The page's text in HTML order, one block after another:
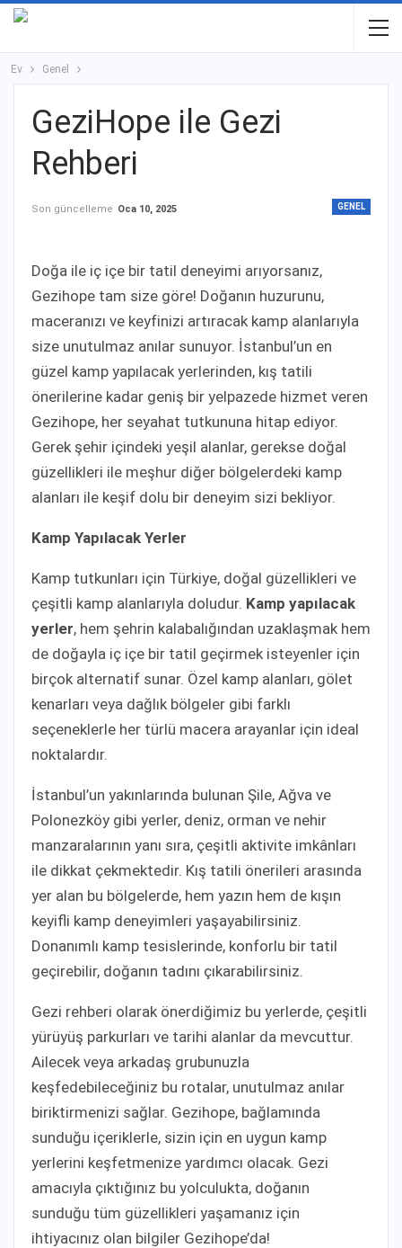
Ev Genel
GeziHope ile Gezi
Rehberi
GENEL
Son güncelleme Oca 10, 2025
Doğa ile iç içe bir tatil deneyimi arıyorsanız,
Gezihope tam size göre! Doğanın huzurunu,
maceranızı ve keyfinizi artıracak kamp alanlarıyla
size unutulmaz anılar sunuyor. İstanbul’un en
güzel kamp yapılacak yerlerinden, kış tatili
önerilerine kadar geniş bir yelpazede hizmet veren
Gezihope, her seyahat tutkununa hitap ediyor.
Gerek şehir içindeki yeşil alanlar, gerekse doğal
güzellikleri ile meşhur diğer bölgelerdeki kamp
alanları ile keşif dolu bir deneyim sizi bekliyor.
Kamp Yapılacak Yerler
Kamp tutkunları için Türkiye, doğal güzellikleri ve
çeşitli kamp alanlarıyla doludur. Kamp yapılacak
yerler, hem şehrin kalabalığından uzaklaşmak hem
de doğayla iç içe bir tatil geçirmek isteyenler için
birçok alternatif sunar. Özel kamp alanları, gölet
kenarları veya dağlık bölgeler gibi farklı
seçeneklerle her türlü macera arayanlar için ideal
noktalardır.
İstanbul’un yakınlarında bulunan Şile, Ağva ve
Polonezköy gibi yerler, deniz, orman ve nehir
manzaralarının yanı sıra, çeşitli aktivite imkânları
ile dikkat çekmektedir. Kış tatili önerileri arasında
yer alan bu bölgelerde, hem yazın hem de kışın
keyifli kamp deneyimleri yaşayabilirsiniz.
Donanımlı kamp tesislerinde, konforlu bir tatil
geçirebilir, doğanın tadını çıkarabilirsiniz.
Gezi rehberi olarak önerdiğimiz bu yerlerde, çeşitli
yürüyüş parkurları ve tarihi alanlar da mevcuttur.
Ailecek veya arkadaş grubunuzla
keşfedebileceğiniz bu rotalar, unutulmaz anılar
biriktirmenizi sağlar. Gezihope, bağlamında
sunduğu içeriklerle, sizin için en uygun kamp
yerlerini keşfetmenize yardımcı olacak. Gezi
amacıyla çıktığınız bu yolculukta, doğanın
sunduğu tüm güzellikleri yaşamanız için
ihtiyacınız olan bilgiler Gezihope’da!